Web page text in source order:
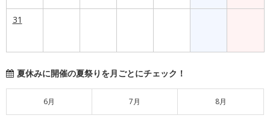
31
夏休みに開催の夏祭りを月ごとにチェック！
6月 7月 8月